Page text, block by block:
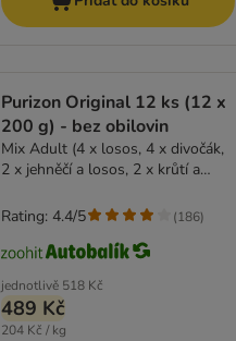
Purizon Original 12 ks (12 x
200 g) - bez obilovin
Mix Adult (4 x losos, 4 x divočák,
2 x jehněčí a losos, 2 x krůtí a
jednotlivě 518 Kč
489 Kč
204 Kč / kg
Rating: 4.4/5 (186)